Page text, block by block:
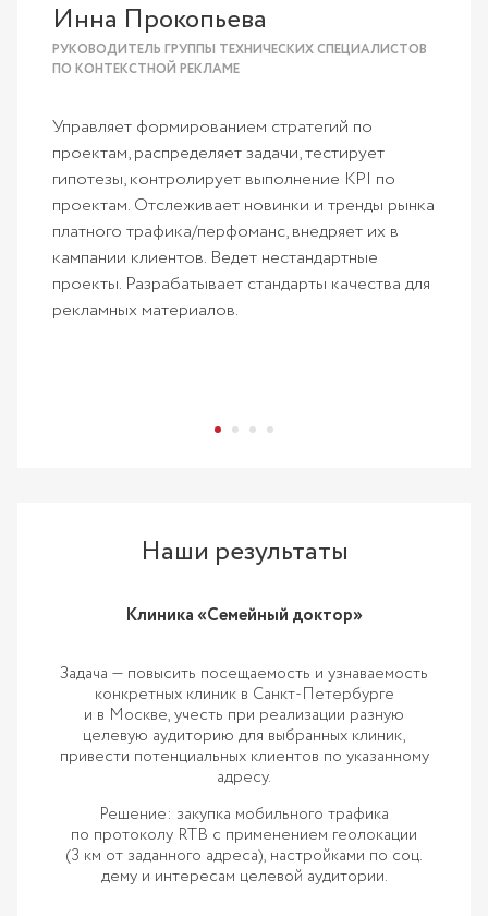
Инна Прокопьева
РУКОВОДИТЕЛЬ ГРУППЫ ТЕХНИЧЕСКИХ СПЕЦИАЛИСТОВ
ПО КОНТЕКСТНОЙ РЕКЛАМЕ
Управляет формированием стратегий по
проектам, распределяет задачи, тестирует
гипотезы, контролирует выполнение KPI по
проектам. Отслеживает новинки и тренды рынка
платного трафика/перфоманс, внедряет их в
кампании клиентов. Ведет нестандартные
проекты. Разрабатывает стандарты качества для
рекламных материалов.
Наши результаты
Клиника «Семейный доктор»
Задача — повысить посещаемость и узнаваемость
конкретных клиник в Санкт-Петербурге
и в Москве, учесть при реализации разную
целевую аудиторию для выбранных клиник,
привести потенциальных клиентов по указанному
адресу.
Решение: закупка мобильного трафика
по протоколу RTB c применением геолокации
(3 км от заданного адреса), настройками по соц.
дему и интересам целевой аудитории.